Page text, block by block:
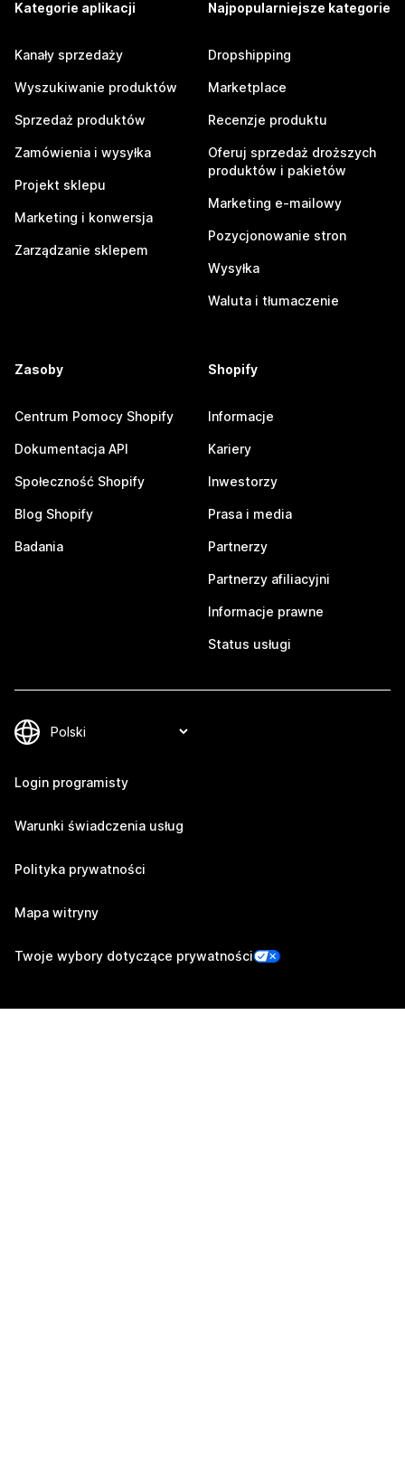
Kategorie aplikacji
Kanały sprzedaży
Wyszukiwanie produktów
Sprzedaż produktów
Zamówienia i wysyłka
Projekt sklepu
Marketing i konwersja
Zarządzanie sklepem
Najpopularniejsze kategorie
Dropshipping
Marketplace
Recenzje produktu
Oferuj sprzedaż droższych
produktów i pakietów
Marketing e-mailowy
Pozycjonowanie stron
Wysyłka
Waluta i tłumaczenie
Zasoby
Centrum Pomocy Shopify
Dokumentacja API
Społeczność Shopify
Blog Shopify
Badania
Shopify
Informacje
Kariery
Inwestorzy
Prasa i media
Partnerzy
Partnerzy afiliacyjni
Informacje prawne
Status usługi
Login programisty
Warunki świadczenia usług
Polityka prywatności
Mapa witryny
Twoje wybory dotyczące prywatności